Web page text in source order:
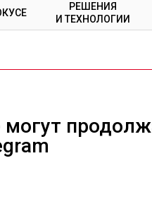
РЕШЕНИЯ
И ТЕХНОЛОГИИ